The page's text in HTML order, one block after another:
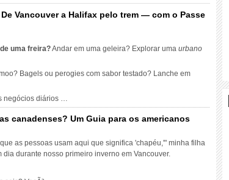
Vancouver a Halifax pelo trem — com o Passe
uma freira?Andar em uma geleira? Explorar uma urbano
Bagels ou perogies com sabor testado? Lanche em
negócios diários …
canadenses? Um Guia para os americanos
as pessoas usam aqui que significa 'chapéu,'" minha filha
dia durante nosso primeiro inverno em Vancouver.